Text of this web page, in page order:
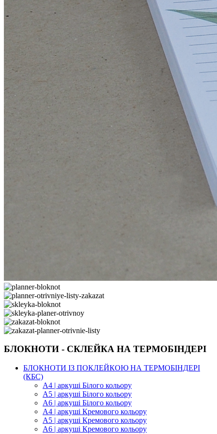
БЛОКНОТИ - СКЛЕЙКА НА ТЕРМОБІНДЕРІ
БЛОКНОТИ ІЗ ПОКЛЕЙКОЮ НА ТЕРМОБІНДЕРІ
(КБС)
А4 | аркуші Білого кольору
А5 | аркуші Білого кольору
А6 | аркуші Білого кольору
А4 | аркуші Кремового кольору
А5 | аркуші Кремового кольору
А6 | аркуші Кремового кольору